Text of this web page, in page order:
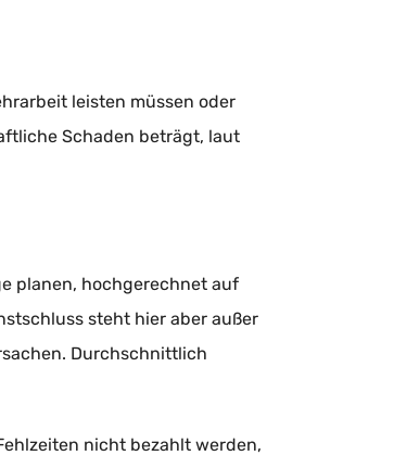
leisten müssen oder
Schaden beträgt, laut
planen, hochgerechnet auf
steht hier aber außer
Durchschnittlich
nicht bezahlt werden,